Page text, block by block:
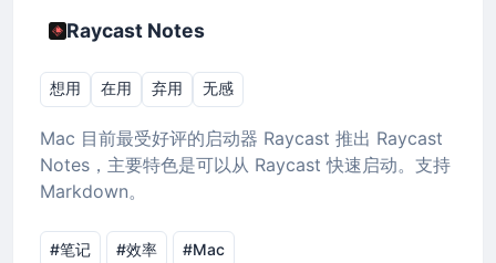
Raycast Notes
想用 在用 弃用 无感
Mac 目前最受好评的启动器 Raycast 推出 Raycast
Notes，主要特色是可以从 Raycast 快速启动。支持
Markdown。
#笔记 #效率 #Mac